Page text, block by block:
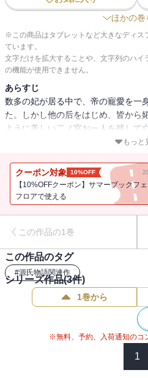
ほかの巻
※この商品はタブレットなど大きなディス
ています。
文字だけを拡大することや、文字列のハ
の機能が使用できません。
あらすじ
数多の妃が居る中で、帝の寵愛を一
た。しかし他の后をはじめ、皆から
ように美しい二ノ宮お一人を残して
のない皇子を臣籍に下して、源の姓
結婚するのですが、心の中では藤壺
苦しい恋へと・・・・・・。
もっと
クーポン対象 10%OFF
【10%OFFクーポン】サマーブックフ
フロアで使える
この作品の1巻
この作品のタグ
#源氏物語関連作
シリーズ作品(3件)
1巻から
※無料、予約、入荷通知のコ
1